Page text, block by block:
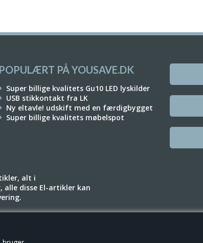
alt i
disse El-artikler kan
POPULÆRT PÅ YOUSAVE.DK
Super billige kvalitets Gu10 LED lyskilder
USB stikkontakt fra LK
Ny eltavle! udskift med en færdigbygget
Super billige kvalitets møbelspot